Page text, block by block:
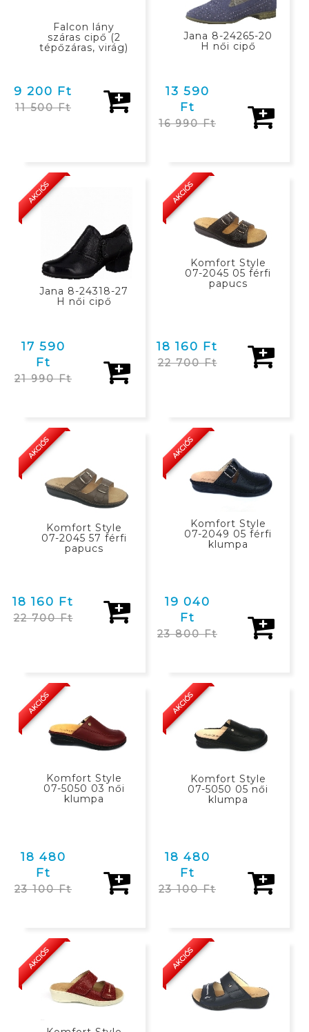
Falcon lány
száras cipő (2
tépőzáras, virág)
9 200 Ft
11 500 Ft
Jana 8-24265-20
H női cipő
13 590
Ft
16 990 Ft
AKCIÓS
Jana 8-24318-27
H női cipő
17 590
Ft
21 990 Ft
AKCIÓS
Komfort Style
07-2045 05 férfi
papucs
18 160 Ft
22 700 Ft
AKCIÓS
Komfort Style
07-2045 57 férfi
papucs
18 160 Ft
22 700 Ft
AKCIÓS
Komfort Style
07-2049 05 férfi
klumpa
19 040
Ft
23 800 Ft
AKCIÓS
Komfort Style
07-5050 03 női
klumpa
18 480
Ft
23 100 Ft
AKCIÓS
Komfort Style
07-5050 05 női
klumpa
18 480
Ft
23 100 Ft
AKCIÓS AKCIÓS